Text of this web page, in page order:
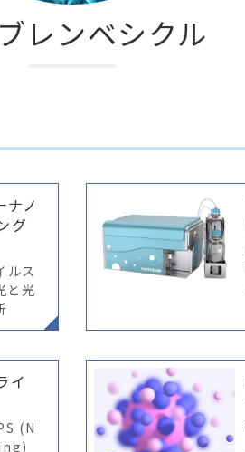
レンベシクル
ノ
グ
ルス
と光
イ
(N